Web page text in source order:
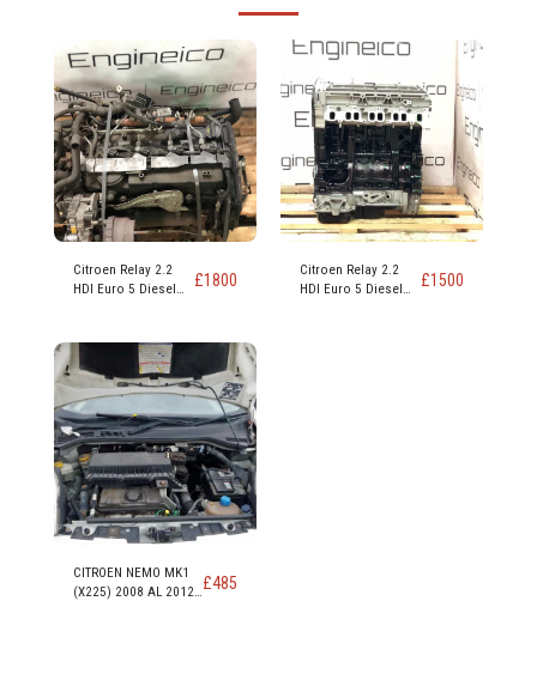
Citroen Relay 2.2
HDI Euro 5 Diesel
£1800
Citroen Relay 2.2
HDI Euro 5 Diesel
£1500
CITROEN NEMO MK1
(X225) 2008 AL 2012
£485